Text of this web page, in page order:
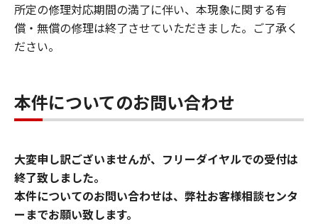
所定の修理対応期間の満了に伴い、本現象に関する有
償・無償の修理は終了させていただきました。ご了承く
ださい。
本件についてのお問い合わせ
大変申し訳ございませんが、フリーダイヤルでの受付は
終了致しました。
本件についてのお問い合わせは、弊社お客様相談センタ
ーまでお願い致します。